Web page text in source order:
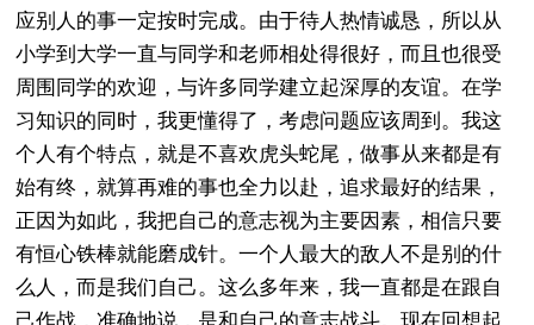
应别人的事一定按时完成。由于待人热情诚恳，所以从
小学到大学一直与同学和老师相处得很好，而且也很受
周围同学的欢迎，与许多同学建立起深厚的友谊。在学
习知识的同时，我更懂得了，考虑问题应该周到。我这
个人有个特点，就是不喜欢虎头蛇尾，做事从来都是有
始有终，就算再难的事也全力以赴，追求最好的结果，
正因为如此，我把自己的意志视为主要因素，相信只要
有恒心铁棒就能磨成针。一个人最大的敌人不是别的什
么人，而是我们自己。这么多年来，我一直都是在跟自